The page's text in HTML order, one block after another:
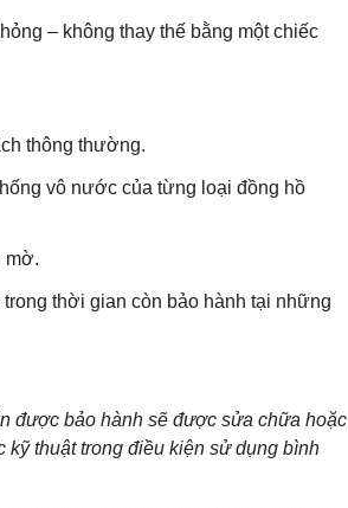
– không thay thế bằng một chiếc
thông thường.
vô nước của từng loại đồng hồ
mờ.
thời gian còn bảo hành tại những
được bảo hành sẽ được sửa chữa hoặc
thuật trong điều kiện sử dụng bình